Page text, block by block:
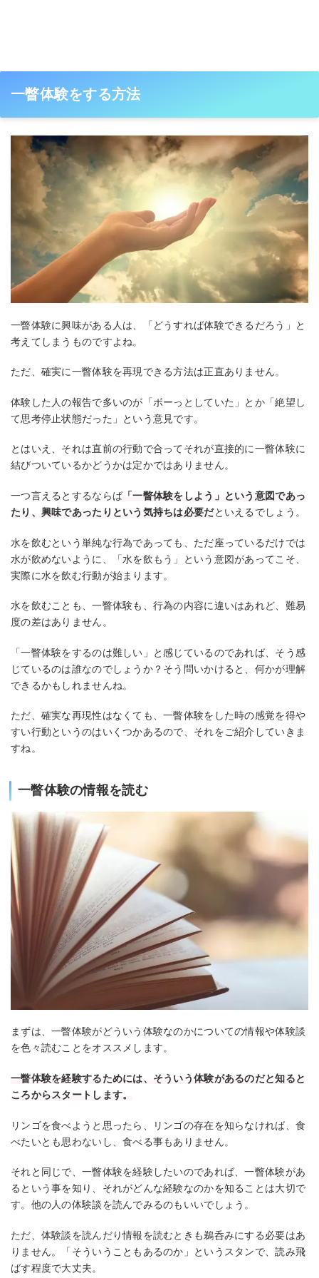
一瞥体験をする方法
一瞥体験に興味がある人は、「どうすれば体験できるだろう」と
考えてしまうものですよね。
ただ、確実に一瞥体験を再現できる方法は正直ありません。
体験した人の報告で多いのが「ボーっとしていた」とか「絶望し
て思考停止状態だった」という意見です。
とはいえ、それは直前の行動で合ってそれが直接的に一瞥体験に
結びついているかどうかは定かではありません。
一つ言えるとするならば 「一瞥体験をしよう」という意図であっ
たり、興味であったりという気持ちは必要だといえるでしょう。
水を飲むという単純な行為であっても、ただ座っているだけでは
水が飲めないように、「水を飲もう」という意図があってこそ、
実際に水を飲む行動が始まります。
水を飲むことも、一瞥体験も、行為の内容に違いはあれど、難易
度の差はありません。
「一瞥体験をするのは難しい」と感じているのであれば、そう感
じているのは誰なのでしょうか？そう問いかけると、何かが理解
できるかもしれませんね。
ただ、確実な再現性はなくても、一瞥体験をした時の感覚を得や
すい行動というのはいくつかあるので、それをご紹介していきま
すね。
一瞥体験の情報を読む
まずは、一瞥体験がどういう体験なのかについての情報や体験談
を色々読むことをオススメします。
一瞥体験を経験するためには、そういう体験があるのだと知ると
ころからスタートします。
リンゴを食べようと思ったら、リンゴの存在を知らなければ、食
べたいとも思わないし、食べる事もありません。
それと同じで、一瞥体験を経験したいのであれば、一瞥体験があ
るという事を知り、それがどんな経験なのかを知ることは大切で
す。他の人の体験談を読んでみるのもいいでしょう。
ただ、体験談を読んだり情報を読むときも鵜呑みにする必要はあ
りません。「そういうこともあるのか」というスタンで、読み飛
ばす程度で大丈夫。